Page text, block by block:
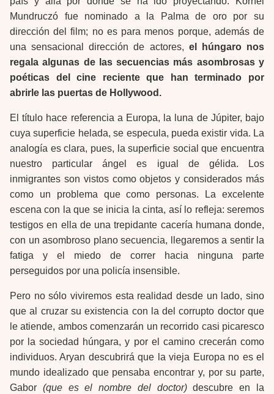
Mundruczó fue nominado a la Palma de oro por su
dirección del film; no es para menos porque, además de
una sensacional dirección de actores, el húngaro nos
regala algunas de las secuencias más asombrosas y
poéticas del cine reciente que han terminado por
abrirle las puertas de Hollywood.
El título hace referencia a Europa, la luna de Júpiter, bajo
cuya superficie helada, se especula, pueda existir vida. La
analogía es clara, pues, la superficie social que encuentra
nuestro particular ángel es igual de gélida. Los
inmigrantes son vistos como objetos y considerados más
como un problema que como personas. La excelente
escena con la que se inicia la cinta, así lo refleja: seremos
testigos en ella de una trepidante cacería humana donde,
con un asombroso plano secuencia, llegaremos a sentir la
fatiga y el miedo de correr hacia ninguna parte
perseguidos por una policía insensible.
Pero no sólo viviremos esta realidad desde un lado, sino
que al cruzar su existencia con la del corrupto doctor que
le atiende, ambos comenzarán un recorrido casi picaresco
por la sociedad húngara, y por el camino crecerán como
individuos. Aryan descubrirá que la vieja Europa no es el
mundo idealizado que pensaba encontrar y, por su parte,
Gabor (que es el nombre del doctor)descubre en la